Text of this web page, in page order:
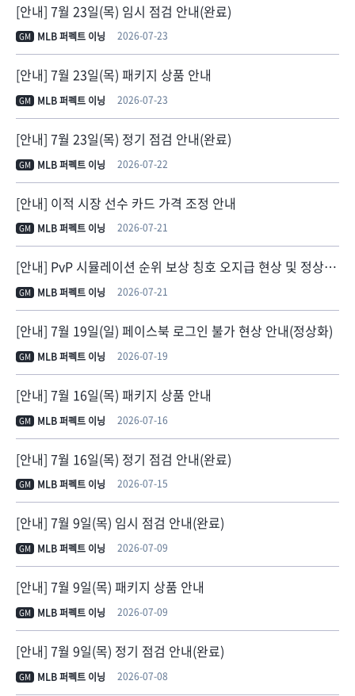
[안내] 7월 23일(목) 임시 점검 안내(완료)
GM MLB 퍼펙트 이닝 2026-07-23
[안내] 7월 23일(목) 패키지 상품 안내
GM MLB 퍼펙트 이닝 2026-07-23
[안내] 7월 23일(목) 정기 점검 안내(완료)
GM MLB 퍼펙트 이닝 2026-07-22
[안내] 이적 시장 선수 카드 가격 조정 안내
GM MLB 퍼펙트 이닝 2026-07-21
[안내] PvP 시뮬레이션 순위 보상 칭호 오지급 현상 및 정상 지급 안내
GM MLB 퍼펙트 이닝 2026-07-21
[안내] 7월 19일(일) 페이스북 로그인 불가 현상 안내(정상화)
GM MLB 퍼펙트 이닝 2026-07-19
[안내] 7월 16일(목) 패키지 상품 안내
GM MLB 퍼펙트 이닝 2026-07-16
[안내] 7월 16일(목) 정기 점검 안내(완료)
GM MLB 퍼펙트 이닝 2026-07-15
[안내] 7월 9일(목) 임시 점검 안내(완료)
GM MLB 퍼펙트 이닝 2026-07-09
[안내] 7월 9일(목) 패키지 상품 안내
GM MLB 퍼펙트 이닝 2026-07-09
[안내] 7월 9일(목) 정기 점검 안내(완료)
GM MLB 퍼펙트 이닝 2026-07-08